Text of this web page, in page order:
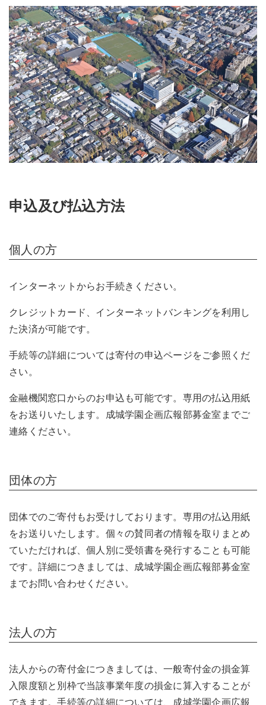
申込及び払込方法
個人の方
インターネットからお手続きください。
クレジットカード、インターネットバンキングを利用し
た決済が可能です。
手続等の詳細については寄付の申込ページをご参照くだ
さい。
金融機関窓口からのお申込も可能です。専用の払込用紙
をお送りいたします。成城学園企画広報部募金室までご
連絡ください。
団体の方
団体でのご寄付もお受けしております。専用の払込用紙
をお送りいたします。個々の賛同者の情報を取りまとめ
ていただければ、個人別に受領書を発行することも可能
です。詳細につきましては、成城学園企画広報部募金室
までお問い合わせください。
法人の方
法人からの寄付金につきましては、一般寄付金の損金算
入限度額と別枠で当該事業年度の損金に算入することが
できます。手続等の詳細については、成城学園企画広報